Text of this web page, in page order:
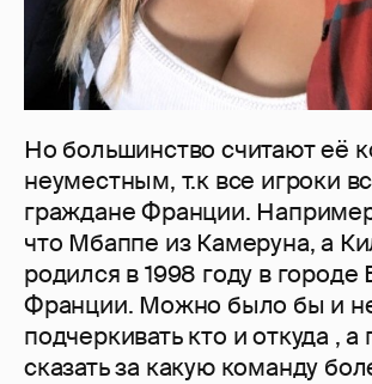
Но большинство считают её
неуместным, т.к все игроки
граждане Франции.
что Мбаппе из Камеруна, а
родился в 1998 году в городе
Франции. Можно было бы и
подчеркивать кто и откуда , а
сказать за какую команду